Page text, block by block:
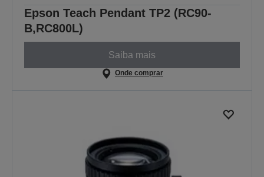
Epson Teach Pendant TP2 (RC90-
B,RC800L)
Saiba mais
Onde comprar